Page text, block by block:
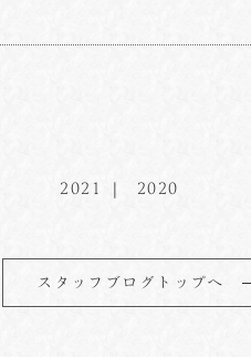
2021 2020
スタッフブログトップへ